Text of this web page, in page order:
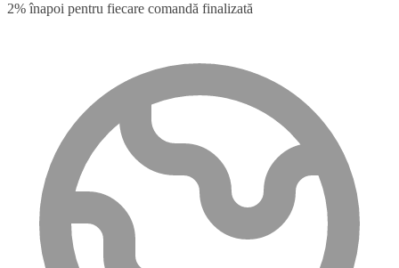
2% înapoi pentru fiecare comandă finalizată